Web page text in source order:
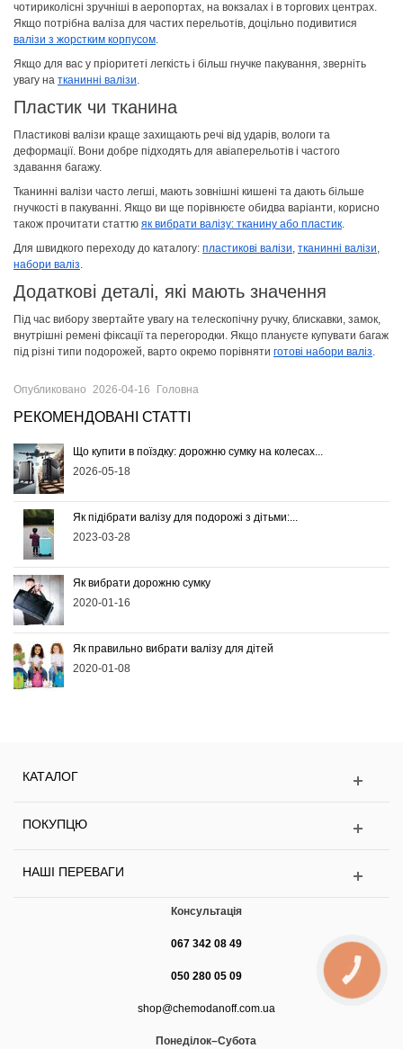
чотириколісні зручніші в аеропортах, на вокзалах і в торгових центрах.
Якщо потрібна валіза для частих перельотів, доцільно подивитися
валізи з жорстким корпусом.
Якщо для вас у пріоритеті легкість і більш гнучке пакування, зверніть
увагу на тканинні валізи.
Пластик чи тканина
Пластикові валізи краще захищають речі від ударів, вологи та
деформації. Вони добре підходять для авіаперельотів і частого
здавання багажу.
Тканинні валізи часто легші, мають зовнішні кишені та дають більше
гнучкості в пакуванні. Якщо ви ще порівнюєте обидва варіанти, корисно
також прочитати статтю як вибрати валізу: тканину або пластик.
Для швидкого переходу до каталогу: пластикові валізи, тканинні валізи,
набори валіз.
Додаткові деталі, які мають значення
Під час вибору звертайте увагу на телескопічну ручку, блискавки, замок,
внутрішні ремені фіксації та перегородки. Якщо плануєте купувати багаж
під різні типи подорожей, варто окремо порівняти готові набори валіз.
Опубликовано 2026-04-16 Головна
РЕКОМЕНДОВАНІ СТАТТІ
Що купити в поїздку: дорожню сумку на колесах...
2026-05-18
Як підібрати валізу для подорожі з дітьми:...
2023-03-28
Як вибрати дорожню сумку
2020-01-16
Як правильно вибрати валізу для дітей
2020-01-08
КАТАЛОГ
ПОКУПЦЮ
НАШІ ПЕРЕВАГИ
Консультація
067 342 08 49
050 280 05 09
shop@chemodanoff.com.ua
Понеділок–Субота
КНОПКА
ЗВ'ЯЗКУ